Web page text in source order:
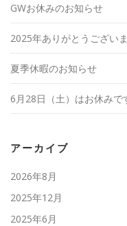
GWお休みのお知らせ
2025年ありがとうござい
夏季休暇のお知らせ
6月28日（土）はお休みで
アーカイブ
2026年8月
2025年12月
2025年6月